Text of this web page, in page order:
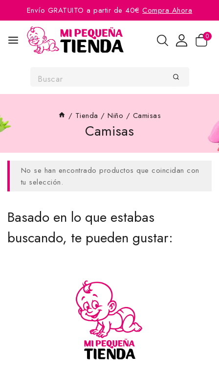
Envío GRATUITO a partir de 40€Compra Ahora
0
/ Tienda / Niño / Camisas
Camisas
No se han encontrado productos que coincidan con
tu selección.
Basado en lo que estabas
buscando, te pueden gustar: